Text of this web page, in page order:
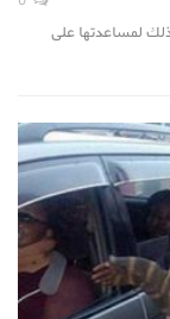
لمساعدتها على